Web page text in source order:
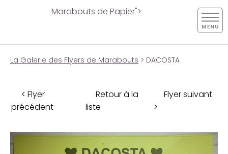
Marabouts de Papier">
La Galerie des Flyers de Marabouts > DACOSTA
< Flyer
précédent
Retour à la
liste
Flyer suivant
>